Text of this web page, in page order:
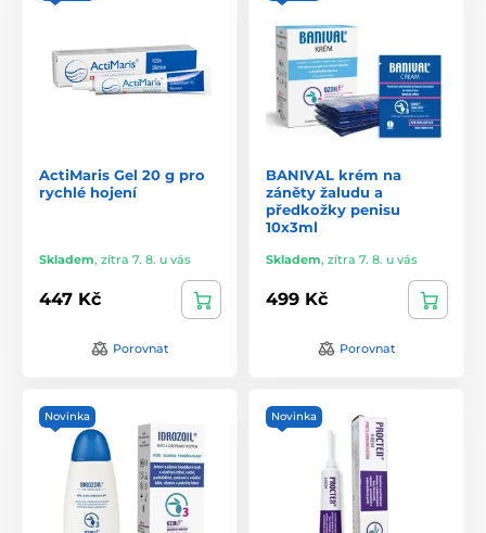
ActiMaris Gel 20 g pro
rychlé hojení
Skladem, zítra 7. 8. u vás
447 Kč
Porovnat
BANIVAL krém na
záněty žaludu a
předkožky penisu
10x3ml
Skladem, zítra 7. 8. u vás
499 Kč
Porovnat
Novinka Novinka